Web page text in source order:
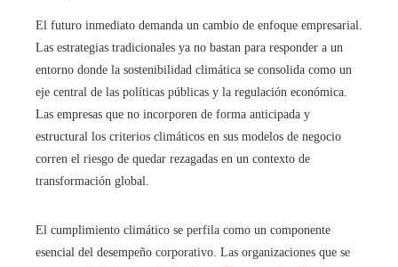
El futuro inmediato demanda un cambio de enfoque empresarial.
Las estrategias tradicionales ya no bastan para responder a un
entorno donde la sostenibilidad climática se consolida como un
eje central de las políticas públicas y la regulación económica.
Las empresas que no incorporen de forma anticipada y
estructural los criterios climáticos en sus modelos de negocio
corren el riesgo de quedar rezagadas en un contexto de
transformación global.
El cumplimiento climático se perfila como un componente
esencial del desempeño corporativo. Las organizaciones que se